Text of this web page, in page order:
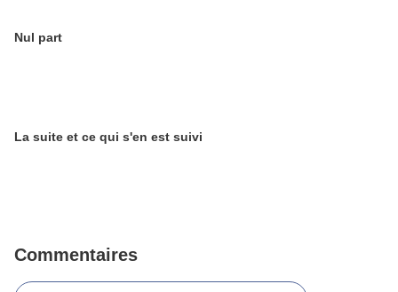
Nul part
La suite et ce qui s'en est suivi
Commentaires